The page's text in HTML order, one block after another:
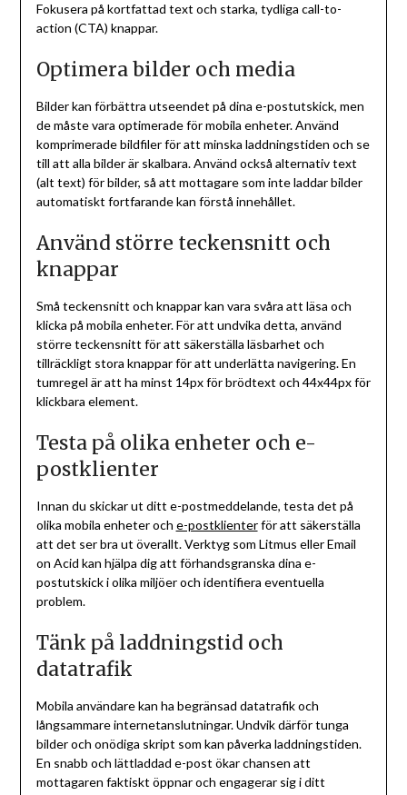
Fokusera på kortfattad text och starka, tydliga call-to-
action (CTA) knappar.
Optimera bilder och media
Bilder kan förbättra utseendet på dina e-postutskick, men
de måste vara optimerade för mobila enheter. Använd
komprimerade bildfiler för att minska laddningstiden och se
till att alla bilder är skalbara. Använd också alternativ text
(alt text) för bilder, så att mottagare som inte laddar bilder
automatiskt fortfarande kan förstå innehållet.
Använd större teckensnitt och
knappar
Små teckensnitt och knappar kan vara svåra att läsa och
klicka på mobila enheter. För att undvika detta, använd
större teckensnitt för att säkerställa läsbarhet och
tillräckligt stora knappar för att underlätta navigering. En
tumregel är att ha minst 14px för brödtext och 44x44px för
klickbara element.
Testa på olika enheter och e-
postklienter
Innan du skickar ut ditt e-postmeddelande, testa det på
olika mobila enheter och e-postklienterför att säkerställa
att det ser bra ut överallt. Verktyg som Litmus eller Email
on Acid kan hjälpa dig att förhandsgranska dina e-
postutskick i olika miljöer och identifiera eventuella
problem.
Tänk på laddningstid och
datatrafik
Mobila användare kan ha begränsad datatrafik och
långsammare internetanslutningar. Undvik därför tunga
bilder och onödiga skript som kan påverka laddningstiden.
En snabb och lättladdad e-post ökar chansen att
mottagaren faktiskt öppnar och engagerar sig i ditt